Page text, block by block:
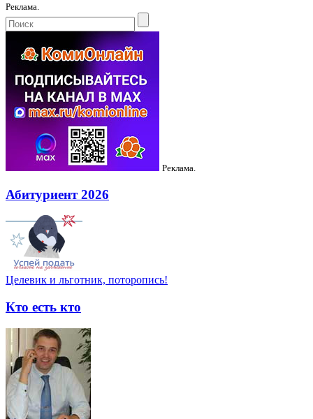
Реклама.
Реклама.
Абитуриент 2026
Целевик и льготник, поторопись!
Кто есть кто